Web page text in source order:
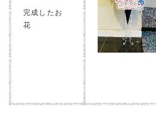
完成したお
花